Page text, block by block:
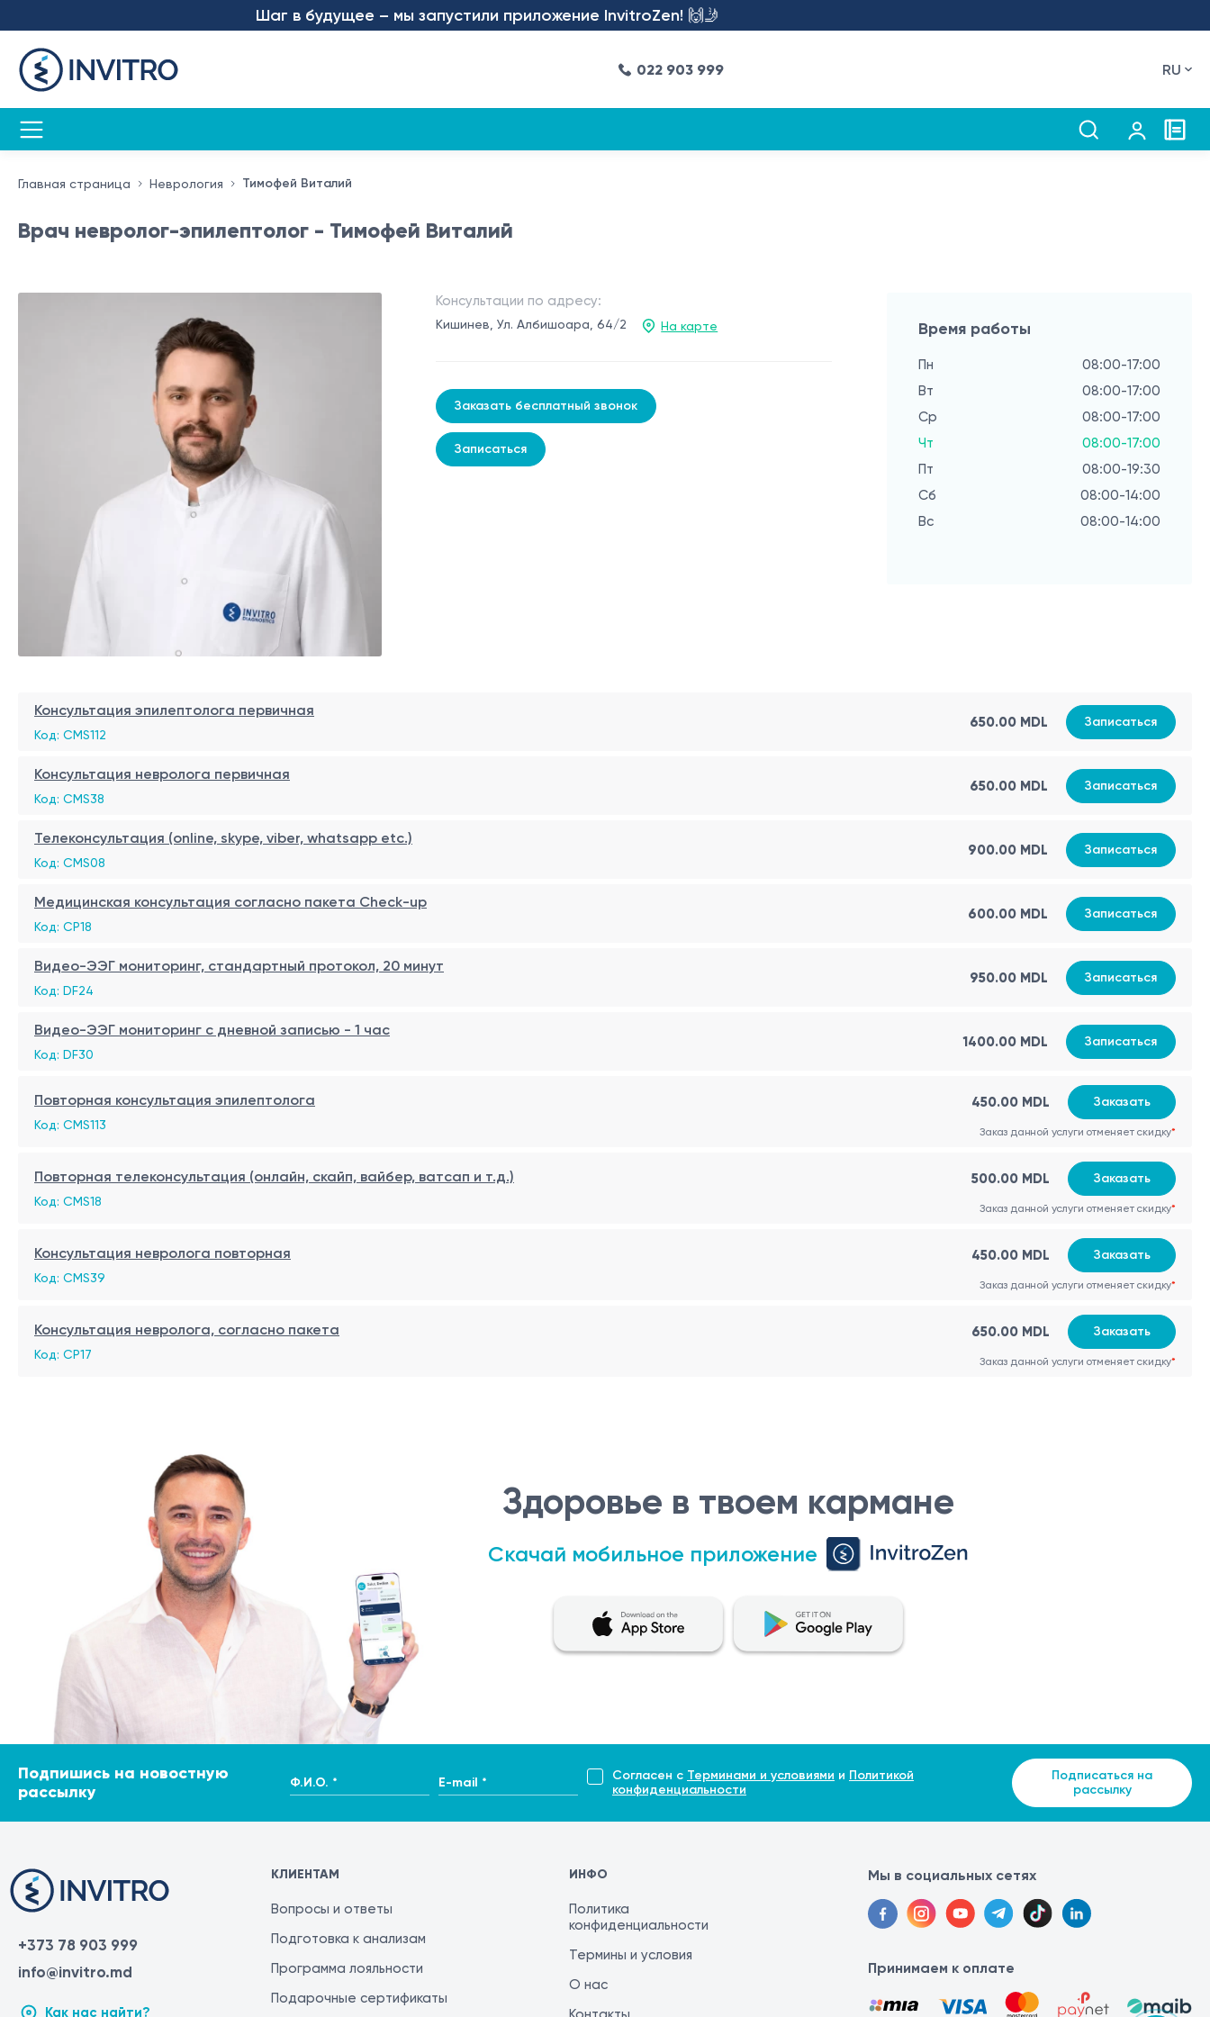
Шаг в будущее – мы запустили приложение InvitroZen! 🙌🤳
022 903 999 RU
Главная страница Неврология Тимофей Виталий
Врач невролог-эпилептолог - Тимофей Виталий
Консультации по адресу:
Кишинев, Ул. Албишоара, 64/2 На карте
Заказать бесплатный звонок
Записаться
Время работы
Пн
08:00-17:00
Вт
08:00-17:00
Ср
08:00-17:00
Чт
08:00-17:00
Пт
08:00-19:30
Сб
08:00-14:00
Вс
08:00-14:00
Консультация эпилептолога первичная
Код: CMS112
650.00 MDL Записаться
Консультация невролога первичная
Код: CMS38
650.00 MDL Записаться
Телеконсультация (online, skype, viber, whatsapp etc.)
Код: CMS08
900.00 MDL Записаться
Медицинская консультация согласно пакета Check-up
Код: CP18
600.00 MDL Записаться
Видео-ЭЭГ мониторинг, стандартный протокол, 20 минут
Код: DF24
950.00 MDL Записаться
Видео-ЭЭГ мониторинг с дневной записью - 1 час
Код: DF30
1400.00 MDL Записаться
Повторная консультация эпилептолога
Код: CMS113
450.00 MDL Заказать
Заказ данной услуги отменяет скидку*
Повторная телеконсультация (онлайн, скайп, вайбер, ватсап и т.д.)
Код: CMS18
500.00 MDL Заказать
Заказ данной услуги отменяет скидку*
Консультация невролога повторная
Код: CMS39
450.00 MDL Заказать
Заказ данной услуги отменяет скидку*
Консультация невролога, согласно пакета
Код: CP17
650.00 MDL Заказать
Заказ данной услуги отменяет скидку*
Здоровье в твоем кармане
Скачай мобильное приложение
Подпишись на новостную
рассылку
Ф.И.О. * E-mail * Согласен с Терминами и условиями и Политикой
конфиденциальности
Подписаться на
рассылку
+373 78 903 999
info@invitro.md
Как нас найти?
КЛИЕНТАМ
Вопросы и ответы
Подготовка к анализам
Программа лояльности
Подарочные сертификаты
ИНФО
Политика
конфиденциальности
Термины и условия
О нас
Мы в социальных сетях
Принимаем к оплате